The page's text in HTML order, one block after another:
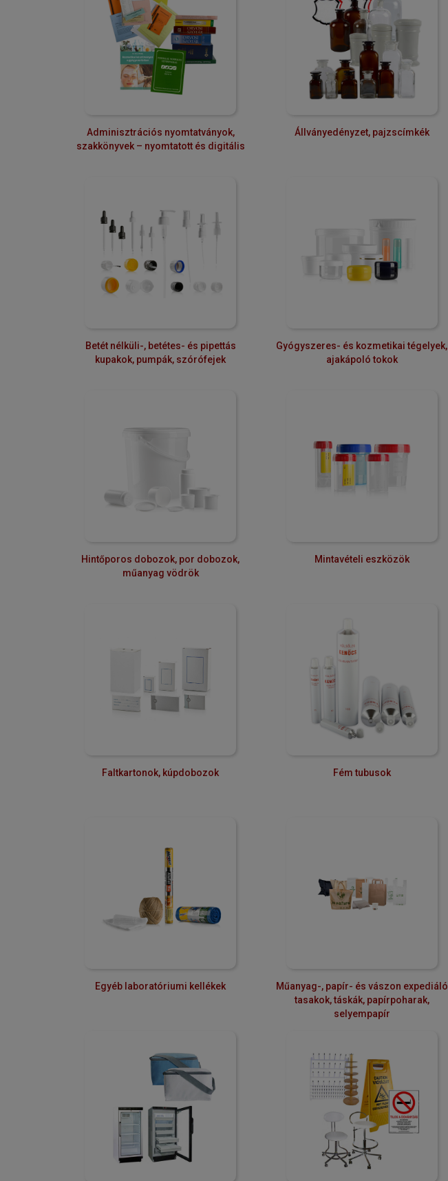
Adminisztrációs nyomtatványok,
szakkönyvek – nyomtatott és digitális
Állványedényzet, pajzscímkék
Betét nélküli-, betétes- és pipettás
kupakok, pumpák, szórófejek
Gyógyszeres- és kozmetikai tégelyek,
ajakápoló tokok
Hintőporos dobozok, por dobozok,
műanyag vödrök
Mintavételi eszközök
Faltkartonok, kúpdobozok Fém tubusok
Egyéb laboratóriumi kellékek
Műanyag-, papír- és vászon expediáló
tasakok, táskák, papírpoharak,
selyempapír